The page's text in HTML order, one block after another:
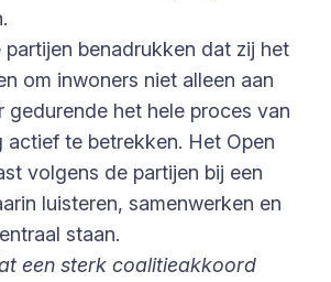
partijen benadrukken dat zij het
om inwoners niet alleen aan
gedurende het hele proces van
actief te betrekken. Het Open
volgens de partijen bij een
luisteren, samenwerken en
staan.
een sterk coalitieakkoord